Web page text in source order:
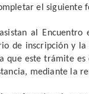
el siguiente
asistan al
de inscripción y la
que este trámite
mediante la